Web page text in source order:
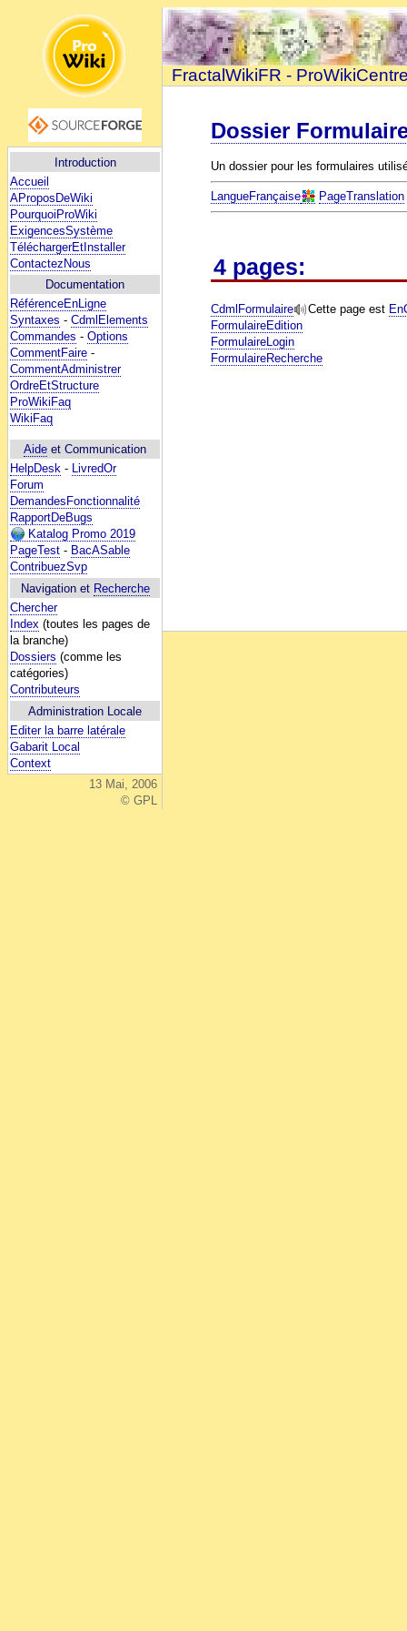
Introduction
Accueil
AProposDeWiki
PourquoiProWiki
ExigencesSystème
TéléchargerEtInstaller
ContactezNous
Documentation
RéférenceEnLigne
Syntaxes - CdmlElements
Commandes - Options
CommentFaire -
CommentAdministrer
OrdreEtStructure
ProWikiFaq
WikiFaq
Aide et Communication
HelpDesk - LivredOr
Forum
DemandesFonctionnalité
RapportDeBugs
Katalog Promo 2019
PageTest - BacASable
ContribuezSvp
Navigation et Recherche
Chercher
Index (toutes les pages de
la branche)
Dossiers (comme les
catégories)
Contributeurs
Administration Locale
Editer la barre latérale
Gabarit Local
Context
13 Mai, 2006
© GPL
FractalWikiFR -
Dossier
Un dossier pour les formulaires
LangueFrançaise PageTranslation
4 pages:
CdmlFormulaire Cette page est
FormulaireEdition
FormulaireLogin
FormulaireRecherche